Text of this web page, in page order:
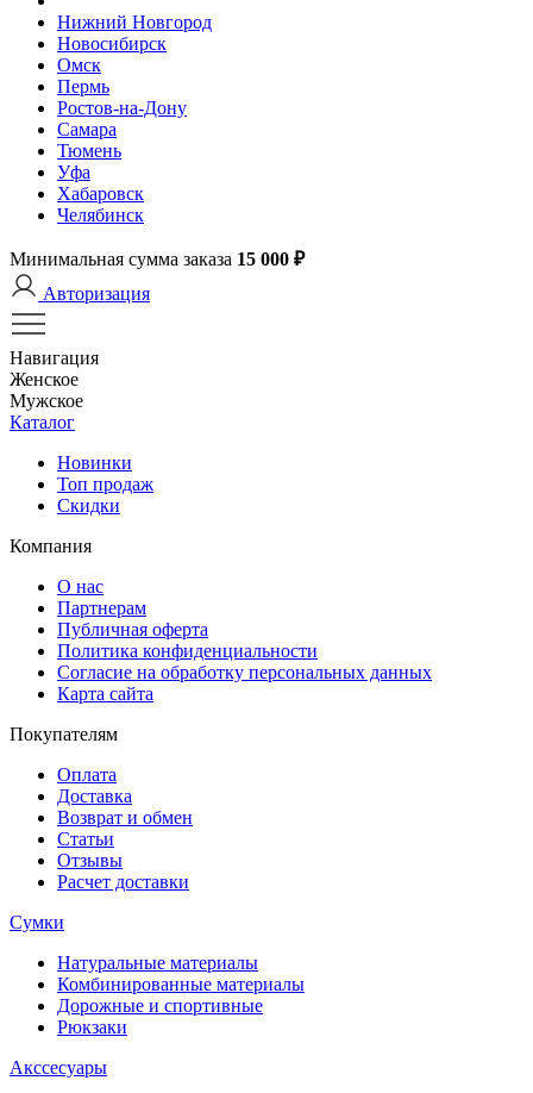
Нижний Новгород
Новосибирск
Омск
Пермь
Ростов-на-Дону
Самара
Тюмень
Уфа
Хабаровск
Челябинск
Минимальная сумма заказа 15 000 ₽
Авторизация
Навигация
Женское
Мужское
Каталог
Новинки
Топ продаж
Скидки
Компания
О нас
Партнерам
Публичная оферта
Политика конфиденциальности
Согласие на обработку персональных данных
Карта сайта
Покупателям
Оплата
Доставка
Возврат и обмен
Статьи
Отзывы
Расчет доставки
Сумки
Натуральные материалы
Комбинированные материалы
Дорожные и спортивные
Рюкзаки
Акссесуары